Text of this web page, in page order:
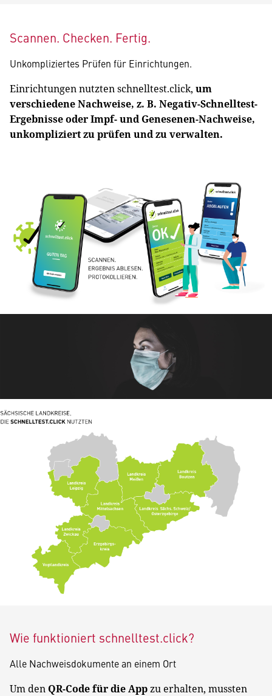
Scannen. Checken. Fertig.
Unkompliziertes Prüfen für Einrichtungen.
Einrichtungen nutzten schnelltest.click, um
verschiedene Nachweise, z. B. Negativ-Schnelltest-
Ergebnisse oder Impf- und Genesenen-Nachweise,
unkompliziert zu prüfen und zu verwalten.
Wie funktioniert schnelltest.click?
Alle Nachweisdokumente an einem Ort
Um den QR-Code für die Appzu erhalten, mussten